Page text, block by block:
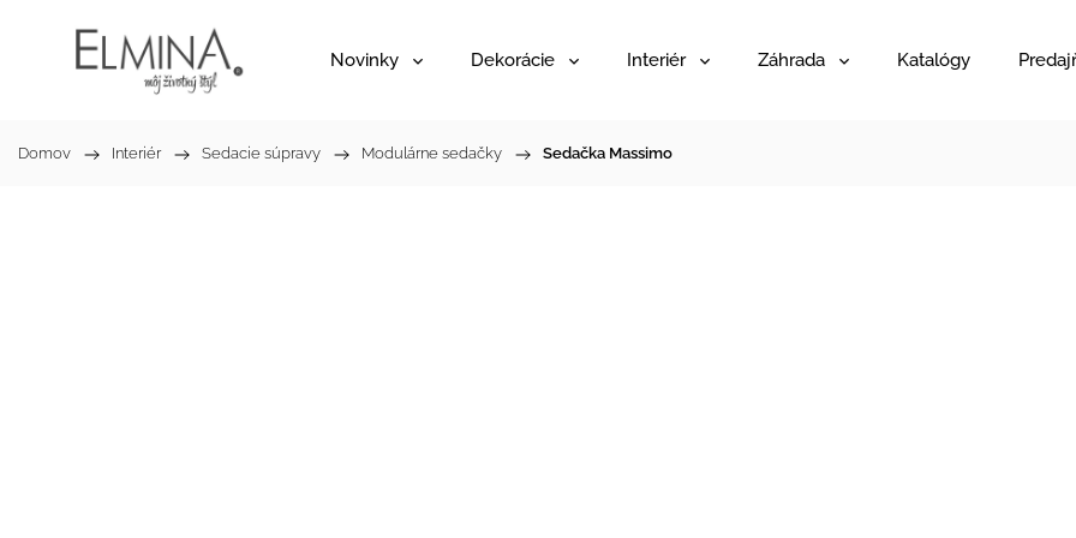
Novinky Dekorácie Interiér Záhrada Katalógy
Domov / Interiér / Sedacie súpravy / Modulárne sedačky / Sedačka Massimo